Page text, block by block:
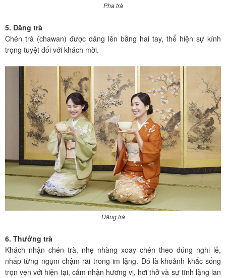
Pha trà
5. Dâng trà
Chén trà (chawan) được dâng lên bằng hai tay, thể hiện sự kính
trọng tuyệt đối với khách mời.
Dâng trà
6. Thưởng trà
Khách nhận chén trà, nhẹ nhàng xoay chén theo đúng nghi lễ,
nhấp từng ngụm chậm rãi trong im lặng. Đó là khoảnh khắc sống
trọn vẹn với hiện tại, cảm nhận hương vị, hơi thở và sự tĩnh lặng lan